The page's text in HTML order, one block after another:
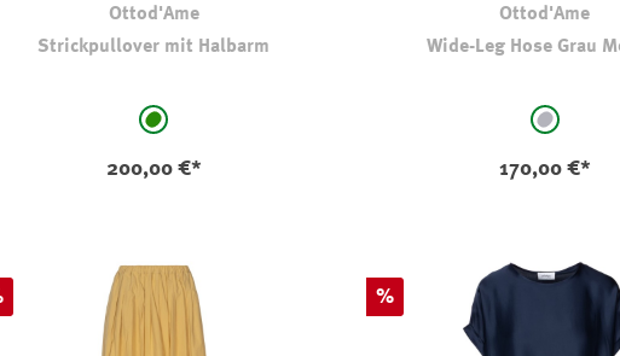
Ottod'Ame
Strickpullover mit Halbarm
auswählen
grün
200,00 €*
Ottod'Ame
Wide-Leg Hose Grau
auswählen
170,00 €*
Rabatt
%